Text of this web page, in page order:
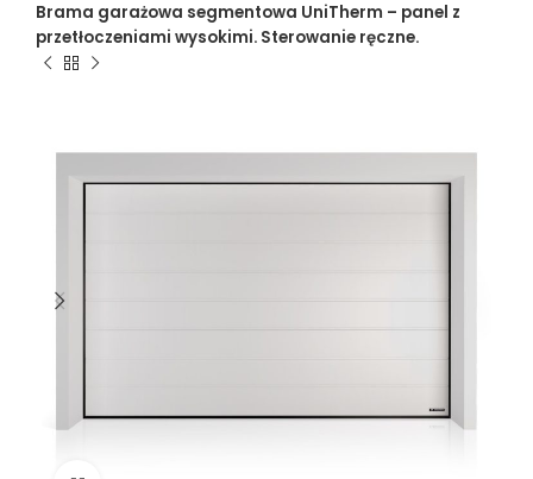
Brama garażowa segmentowa UniTherm – panel z
przetłoczeniami wysokimi. Sterowanie ręczne.